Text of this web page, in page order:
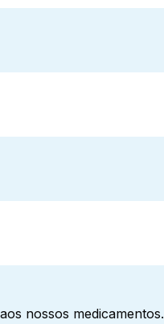
nossos medicamentos.